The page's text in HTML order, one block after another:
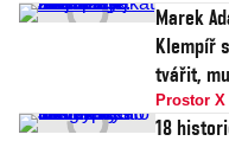
Marek
Klempíř
tvářit,
Prostor X
18